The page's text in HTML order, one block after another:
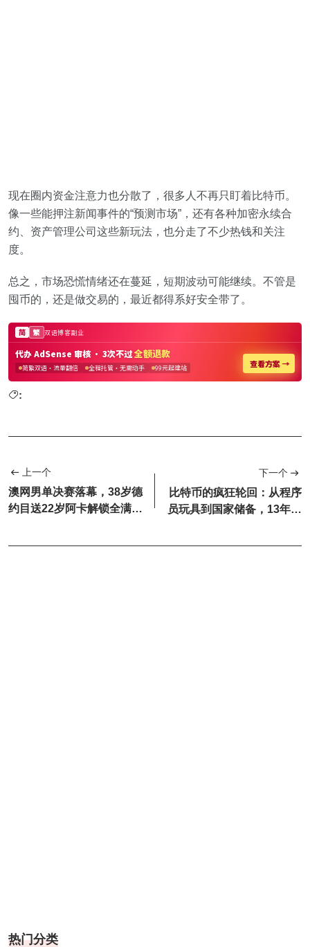
现在圈内资金注意力也分散了，很多人不再只盯着比特币。
像一些能押注新闻事件的“预测市场”，还有各种加密永续合
约、资产管理公司这些新玩法，也分走了不少热钱和关注
度。
总之，市场恐慌情绪还在蔓延，短期波动可能继续。不管是
囤币的，还是做交易的，最近都得系好安全带了。
:
上一个
澳网男单决赛落幕，38岁德
约目送22岁阿卡解锁全满贯
下一个
比特币的疯狂轮回：从程序
员玩具到国家储备，13年血
热门分类